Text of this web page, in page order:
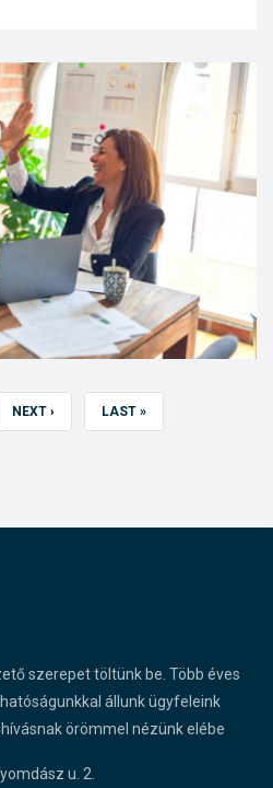
NEXT
NEXT › LAST
LAST »
szerepet töltünk be. Több éves
állunk ügyfeleink
örömmel nézünk elébe
u. 2.